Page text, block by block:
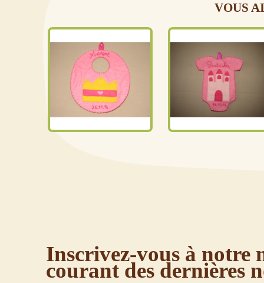
VOUS
Inscrivez-vous à notre
courant des dernières